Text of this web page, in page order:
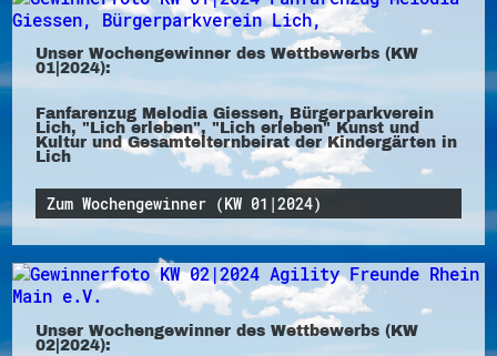
Unser Wochengewinner des Wettbewerbs (KW
01|2024):
Fanfarenzug Melodia Giessen, Bürgerparkverein
Lich, "Lich erleben", "Lich erleben" Kunst und
Kultur und Gesamtelternbeirat der Kindergärten in
Lich
Zum Wochengewinner (KW 01|2024)
Unser Wochengewinner des Wettbewerbs (KW
02|2024):